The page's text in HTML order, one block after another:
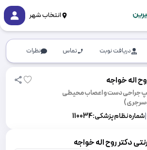
انتخاب شهر
دریافت نوبت تماس نظرات
اله خواجه
جراحی دست و اعصاب محیطی
شماره نظام پزشکی:110034
دکتر روح اله خواجه